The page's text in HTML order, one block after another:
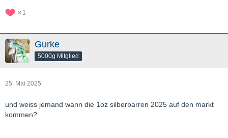
1
Gurke
5000g Mitglied
25. Mai 2025
und weiss jemand wann die 1oz silberbarren 2025 auf den markt
kommen?